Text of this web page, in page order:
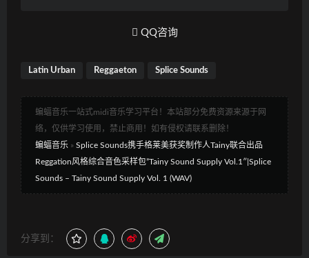
QQ咨询
Latin Urban Reggaeton Splice Sounds
蝙蝠音乐一站式midi音乐学习平台！本站部分免费资源来源于网
络，仅供学习使用，禁止商用！如有侵权请联系删除！
蝙蝠音乐 » Splice Sounds携手格莱美获奖制作人Tainy联合出品
Reggation风格综合音色采样包”Tainy Sound Supply Vol.1″|Splice
Sounds – Tainy Sound Supply Vol. 1 (WAV)
分享到：